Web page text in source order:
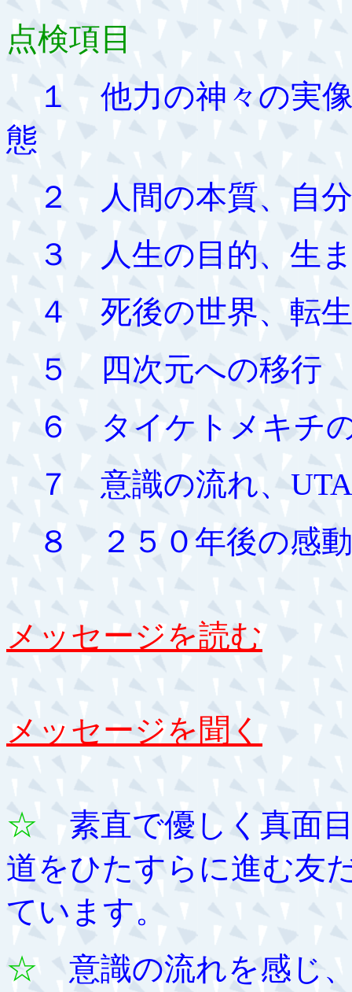
点検項目
１ 他力の神々の実像
態
２ 人間の本質、自分
３ 人生の目的、生ま
４ 死後の世界、転生
５ 四次元への移行
６ タイケトメキチ
７ 意識の流れ、
８ ２５０年後の感動
メッセージを読む
メッセージを聞く
☆素直で優しく真面目
道をひたすらに進む友
ています。
☆ 意識の流れを感じ